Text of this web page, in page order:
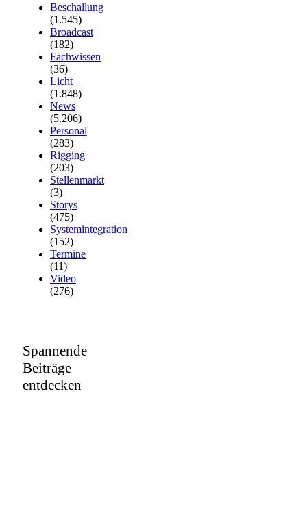
Beschallung
(1.545)
Broadcast
(182)
Fachwissen
(36)
Licht
(1.848)
News
(5.206)
Personal
(283)
Rigging
(203)
Stellenmarkt
(3)
Storys
(475)
Systemintegration
(152)
Termine
(11)
Video
(276)
Spannende
Beiträge
entdecken